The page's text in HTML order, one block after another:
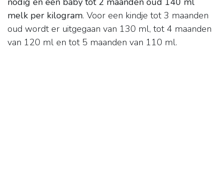
melk per kilogram. Voor een kindje tot 3 maanden
oud wordt er uitgegaan van 130 ml, tot 4 maanden
van 120 ml en tot 5 maanden van 110 ml.